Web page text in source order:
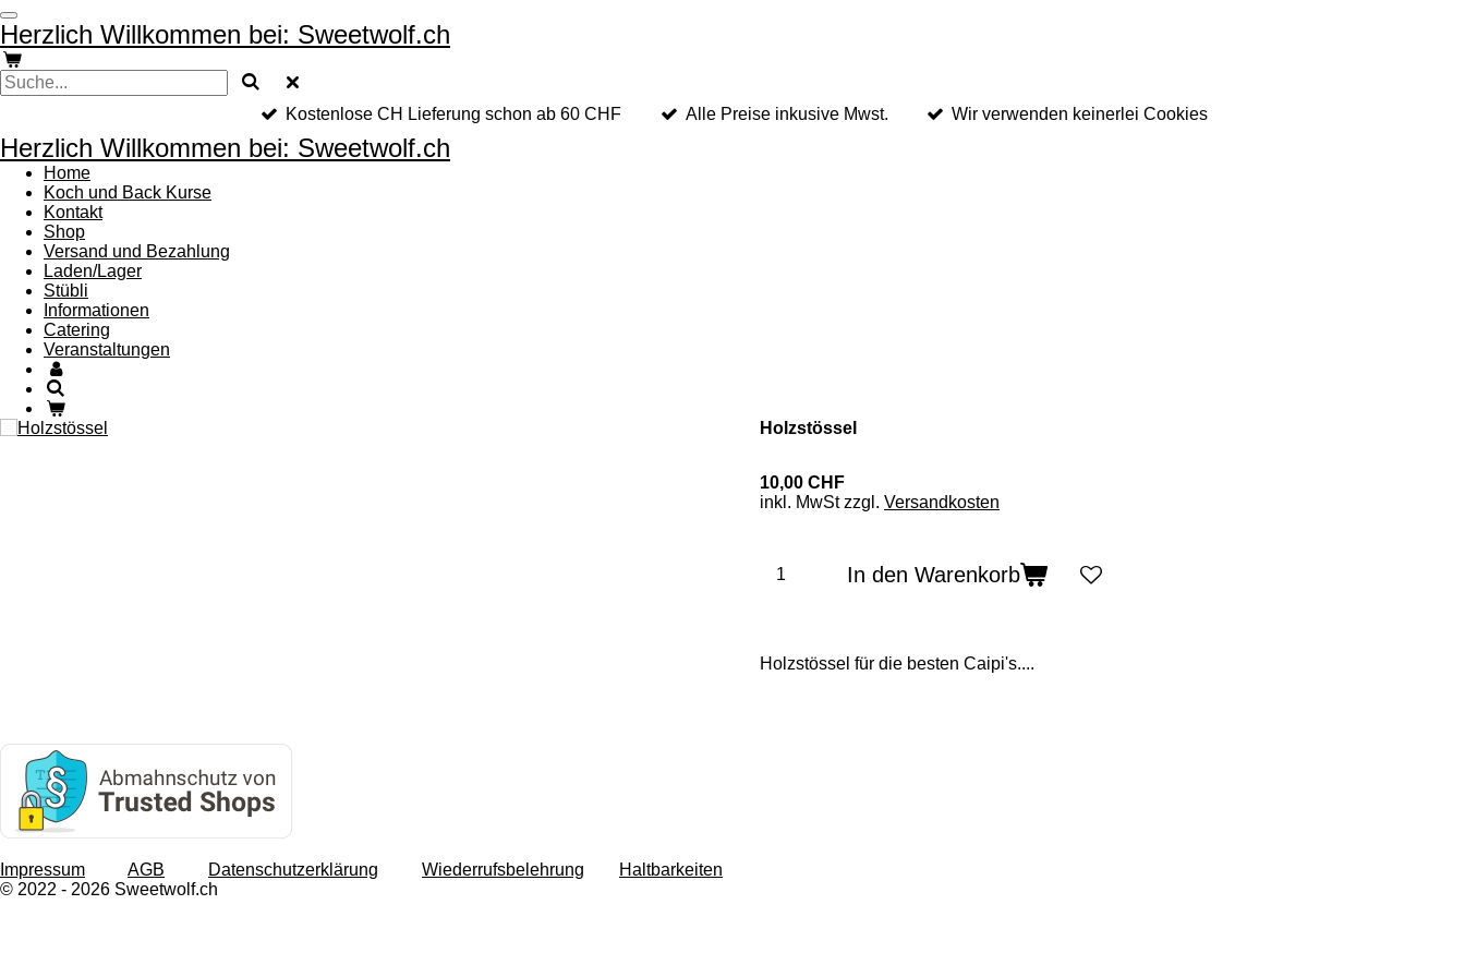
Zum
Hauptinhalt
springen
Herzlich Willkommen bei: Sweetwolf.ch
Kostenlose CH Lieferung schon ab 60 CHF Alle Preise inkusive Mwst. Wir verwenden keinerlei Cookies
Herzlich Willkommen bei: Sweetwolf.ch
Home
Koch und Back Kurse
Kontakt
Shop
Versand und Bezahlung
Laden/Lager
Stübli
Informationen
Catering
Veranstaltungen
Holzstössel
10,00 CHF
inkl. MwSt zzgl. Versandkosten
In den Warenkorb
Holzstössel für die besten Caipi's....
Impressum AGB Datenschutzerklärung Wiederrufsbelehrung
Haltbarkeiten
© 2022 - 2026 Sweetwolf.ch